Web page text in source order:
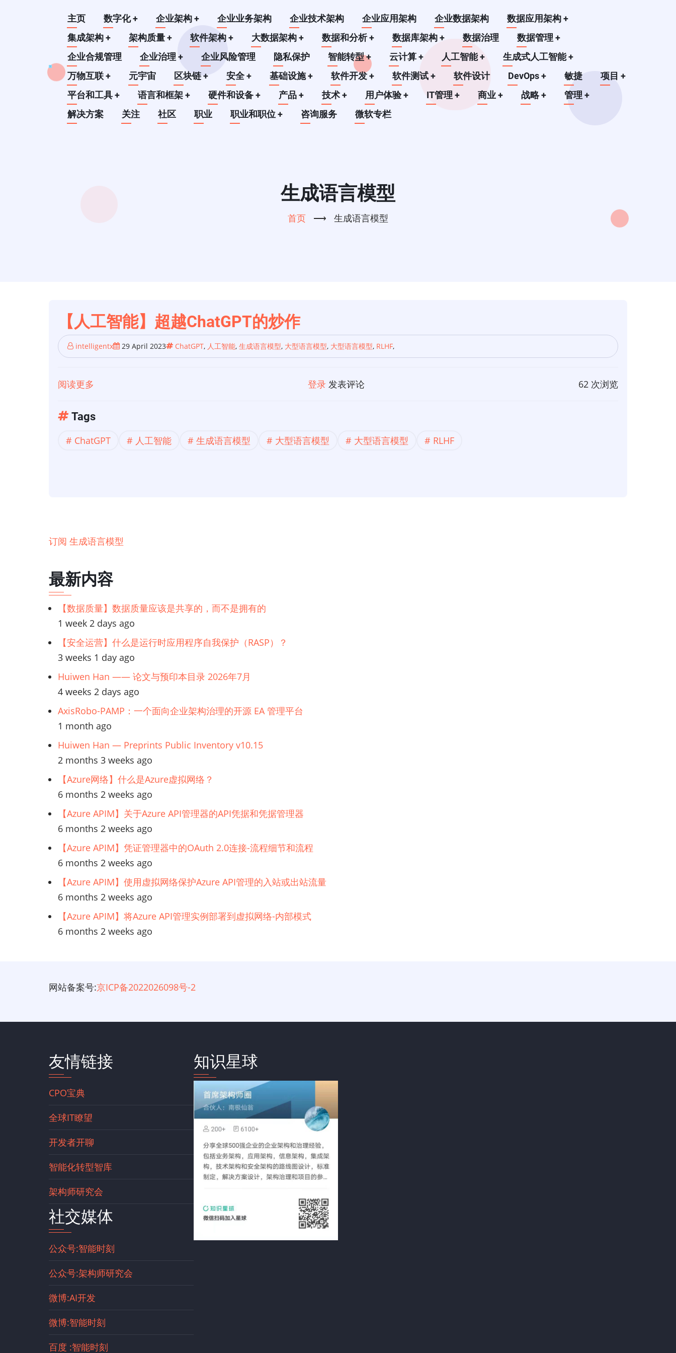
Main
navigation
主页 数字化+ 企业架构+ 企业业务架构 企业技术架构 企业应用架构 企业数据架构 数据应用架构+
集成架构+ 架构质量+ 软件架构+ 大数据架构+ 数据和分析+ 数据库架构+ 数据治理 数据管理+
企业合规管理
企业治理+ 企业风险管理 隐私保护 智能转型+ 云计算+ 人工智能+ 生成式人工智能+
万物互联+ 元宇宙 区块链+ 安全+ 基础设施+ 软件开发+ 软件测试+ 软件设计 DevOps+ 敏捷 项目+
平台和工具+ 语言和框架+ 硬件和设备+ 产品+ 技术+ 用户体验+ IT管理+ 商业+ 战略+ 管理+
解决方案
关注 社区 职业 职业和职位+ 咨询服务 微软专栏
生成语言模型
首页 ⟶ 生成语言模型
【人工智能】超越ChatGPT的炒作
intelligentx 29 April 2023 ChatGPT, 人工智能, 生成语言模型, 大型语言模型, 大型语言模型, RLHF,
阅读更多
【人
智
炒
作
登录 发表评论 62 次浏览
Tags
ChatGPT 人工智能 生成语言模型 大型语言模型 大型语言模型 RLHF
订阅 生成语言模型
最新内容
【数据质量】数据质量应该是共享的，而不是拥有的
1 week 2 days ago
【安全运营】什么是运行时应用程序自我保护（RASP）？
3 weeks 1 day ago
Huiwen Han —— 论文与预印本目录 2026年7月
4 weeks 2 days ago
AxisRobo-PAMP：一个面向企业架构治理的开源 EA 管理平台
1 month ago
Huiwen Han — Preprints Public Inventory v10.15
2 months 3 weeks ago
【Azure网络】什么是Azure虚拟网络？
6 months 2 weeks ago
【Azure APIM】关于Azure API管理器的API凭据和凭据管理器
6 months 2 weeks ago
【Azure APIM】凭证管理器中的OAuth 2.0连接-流程细节和流程
6 months 2 weeks ago
【Azure APIM】使用虚拟网络保护Azure API管理的入站或出站流量
6 months 2 weeks ago
【Azure APIM】将Azure API管理实例部署到虚拟网络-内部模式
6 months 2 weeks ago
网站备案号:京ICP备2022026098号-2
友情链接
CPO宝典
全球IT瞭望
开发者开聊
智能化转型智库
架构师研究会
社交媒体
公众号:智能时刻
公众号:架构师研究会
微博:AI开发
微博:智能时刻
百度 :智能时刻
知识星球